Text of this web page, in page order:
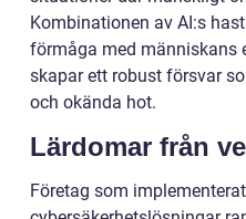
Kombinationen av AI:s
förmåga med människans
skapar ett robust försvar
och okända hot.
Lärdomar från
Företag som